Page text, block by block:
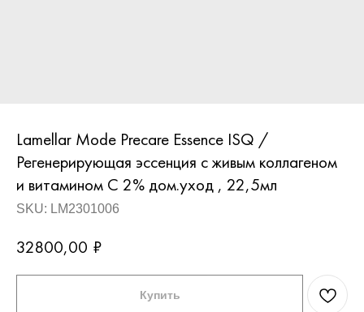
Lamellar Mode Precare Essence ISQ /
Регенерирующая эссенция с живым коллагеном
и витамином С 2% дом.уход , 22,5мл
SKU: LM2301006
32800,00 ₽
Купить